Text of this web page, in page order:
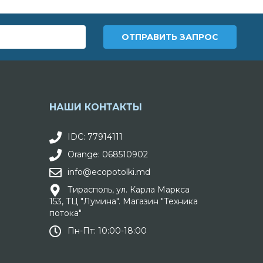
НАШИ КОНТАКТЫ
IDC: 77914111
Orange: 068510902
info@ecopotolki.md
Тирасполь, ул. Карла Маркса
153, ТЦ "Лумина". Магазин "Техника
потока"
Пн-Пт: 10:00-18:00